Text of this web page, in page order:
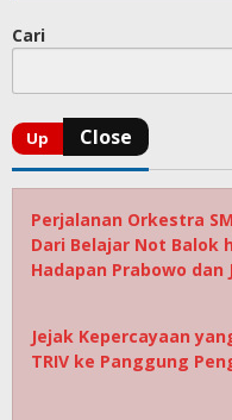
Cari
Perjalanan Orkestra
Dari Belajar Not Balok
Hadapan Prabowo dan
Jejak Kepercayaan
TRIV ke Panggung